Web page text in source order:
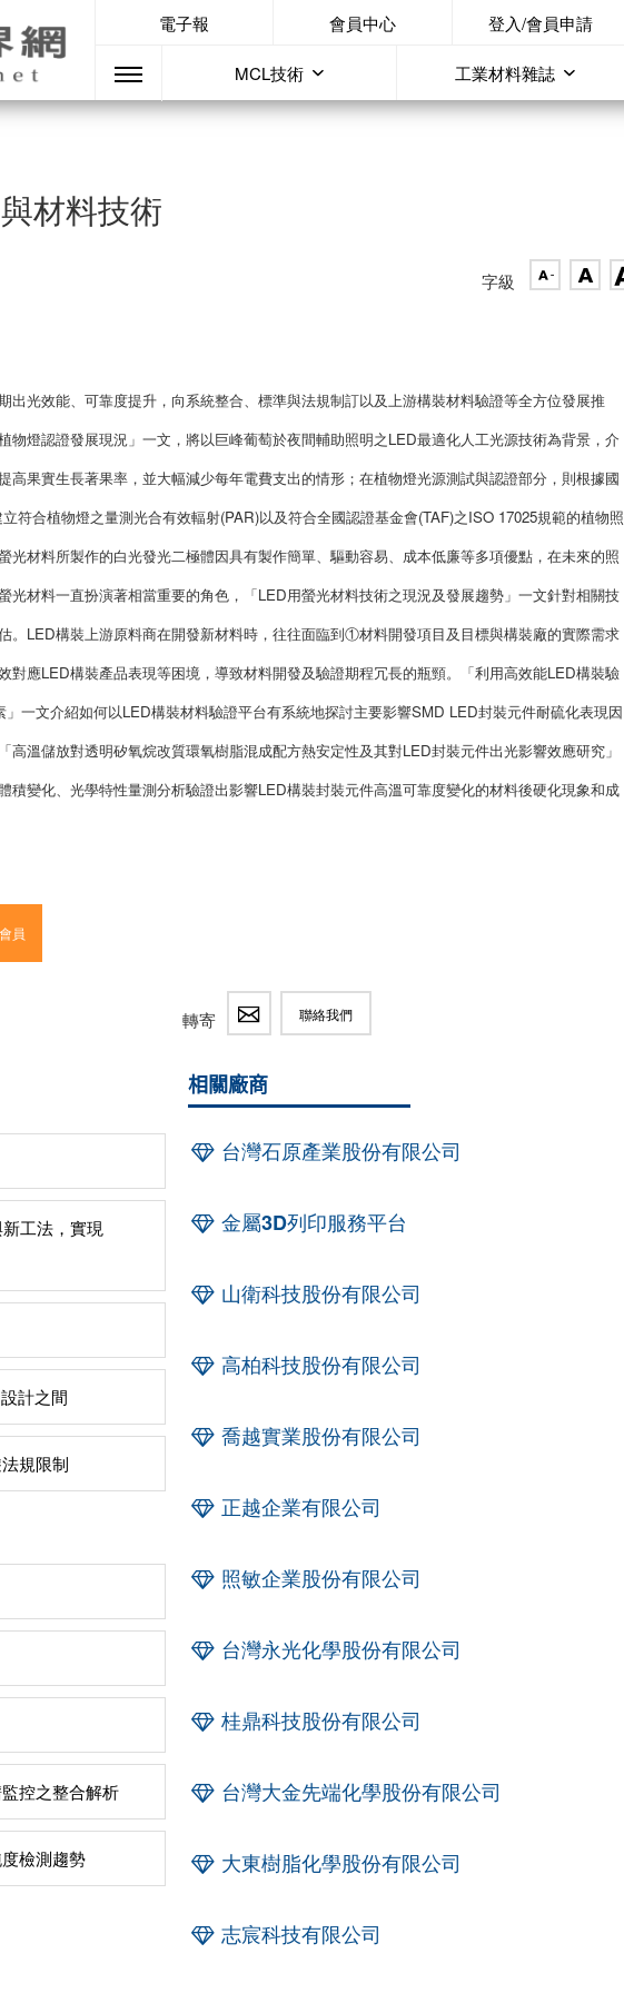
電子報 會員中心 登入/會員申請
MCL技術 工業材料雜誌
材料技術
字級
出光效能、可靠度提升，向系統整合、標準與法規制訂以及上游構裝材料驗證等全方位發展推
物燈認證發展現況」一文，將以巨峰葡萄於夜間輔助照明之LED最適化人工光源技術為背景，介
高果實生長著果率，並大幅減少每年電費支出的情形；在植物燈光源測試與認證部分，則根據國
符合植物燈之量測光合有效輻射(PAR)以及符合全國認證基金會(TAF)之ISO 17025規範的植物照
光材料所製作的白光發光二極體因具有製作簡單、驅動容易、成本低廉等多項優點，在未來的照
光材料一直扮演著相當重要的角色，「LED用螢光材料技術之現況及發展趨勢」一文針對相關技
。LED構裝上游原料商在開發新材料時，往往面臨到①材料開發項目及目標與構裝廠的實際需求
應LED構裝產品表現等困境，導致材料開發及驗證期程冗長的瓶頸。「利用高效能LED構裝驗
一文介紹如何以LED構裝材料驗證平台有系統地探討主要影響SMD LED封裝元件耐硫化表現因
溫儲放對透明矽氧烷改質環氧樹脂混成配方熱安定性及其對LED封裝元件出光影響效應研究」
積變化、光學特性量測分析驗證出影響LED構裝封裝元件高溫可靠度變化的材料後硬化現象和成
員
轉寄 聯絡我們
工法，實現
計之間
規限制
控之整合解析
檢測趨勢
相關廠商
台灣石原產業股份有限公司
金屬3D列印服務平台
山衛科技股份有限公司
高柏科技股份有限公司
喬越實業股份有限公司
正越企業有限公司
照敏企業股份有限公司
台灣永光化學股份有限公司
桂鼎科技股份有限公司
台灣大金先端化學股份有限公司
大東樹脂化學股份有限公司
志宸科技有限公司